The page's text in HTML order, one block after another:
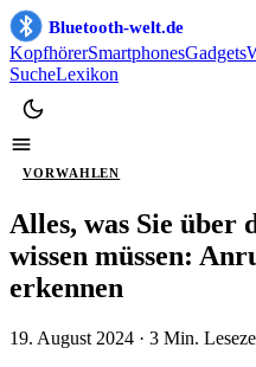
Bluetooth-welt.de
KopfhörerSmartphonesGadgets
SucheLexikon
VORWAHLEN
Alles, was Sie über
wissen müssen:
erkennen
19. August 2024 · 3 Min.